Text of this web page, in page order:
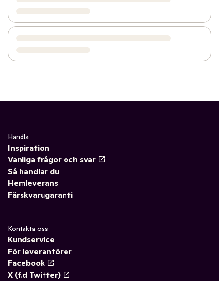
Handla
Inspiration
Vanliga frågor och svar
Så handlar du
Hemleverans
Färskvarugaranti
Kontakta oss
Kundservice
För leverantörer
Facebook
X (f.d Twitter)